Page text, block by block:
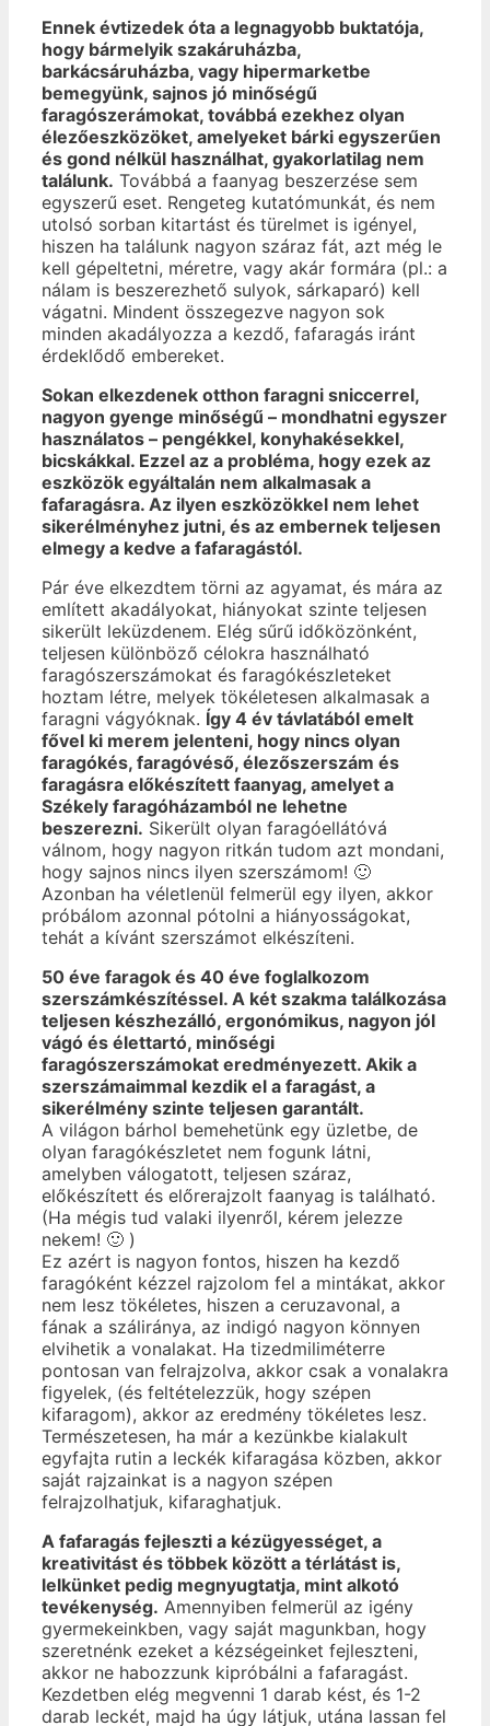
Ennek évtizedek óta a legnagyobb buktatója,
hogy bármelyik szakáruházba,
barkácsáruházba, vagy hipermarketbe
bemegyünk, sajnos jó minőségű
faragószerámokat, továbbá ezekhez olyan
élezőeszközöket, amelyeket bárki egyszerűen
és gond nélkül használhat, gyakorlatilag nem
találunk. Továbbá a faanyag beszerzése sem
egyszerű eset. Rengeteg kutatómunkát, és nem
utolsó sorban kitartást és türelmet is igényel,
hiszen ha találunk nagyon száraz fát, azt még le
kell gépeltetni, méretre, vagy akár formára (pl.: a
nálam is beszerezhető sulyok, sárkaparó) kell
vágatni. Mindent összegezve nagyon sok
minden akadályozza a kezdő, fafaragás iránt
érdeklődő embereket.
Sokan elkezdenek otthon faragni sniccerrel,
nagyon gyenge minőségű – mondhatni egyszer
használatos – pengékkel, konyhakésekkel,
bicskákkal. Ezzel az a probléma, hogy ezek az
eszközök egyáltalán nem alkalmasak a
fafaragásra. Az ilyen eszközökkel nem lehet
sikerélményhez jutni, és az embernek teljesen
elmegy a kedve a fafaragástól.
Pár éve elkezdtem törni az agyamat, és mára az
említett akadályokat, hiányokat szinte teljesen
sikerült leküzdenem. Elég sűrű időközönként,
teljesen különböző célokra használható
faragószerszámokat és faragókészleteket
hoztam létre, melyek tökéletesen alkalmasak a
faragni vágyóknak. Így 4 év távlatából emelt
fővel ki merem jelenteni, hogy nincs olyan
faragókés, faragóvéső, élezőszerszám és
faragásra előkészített faanyag, amelyet a
Székely faragóházamból ne lehetne
beszerezni. Sikerült olyan faragóellátóvá
válnom, hogy nagyon ritkán tudom azt mondani,
hogy sajnos nincs ilyen szerszámom! 🙂
Azonban ha véletlenül felmerül egy ilyen, akkor
próbálom azonnal pótolni a hiányosságokat,
tehát a kívánt szerszámot elkészíteni.
50 éve faragok és 40 éve foglalkozom
szerszámkészítéssel. A két szakma találkozása
teljesen készhezálló, ergonómikus, nagyon jól
vágó és élettartó, minőségi
faragószerszámokat eredményezett. Akik a
szerszámaimmal kezdik el a faragást, a
sikerélmény szinte teljesen garantált.
A világon bárhol bemehetünk egy üzletbe, de
olyan faragókészletet nem fogunk látni,
amelyben válogatott, teljesen száraz,
előkészített és előrerajzolt faanyag is található.
(Ha mégis tud valaki ilyenről, kérem jelezze
nekem! 🙂 )
Ez azért is nagyon fontos, hiszen ha kezdő
faragóként kézzel rajzolom fel a mintákat, akkor
nem lesz tökéletes, hiszen a ceruzavonal, a
fának a száliránya, az indigó nagyon könnyen
elvihetik a vonalakat. Ha tizedmiliméterre
pontosan van felrajzolva, akkor csak a vonalakra
figyelek, (és feltételezzük, hogy szépen
kifaragom), akkor az eredmény tökéletes lesz.
Természetesen, ha már a kezünkbe kialakult
egyfajta rutin a leckék kifaragása közben, akkor
saját rajzainkat is a nagyon szépen
felrajzolhatjuk, kifaraghatjuk.
A fafaragás fejleszti a kézügyességet, a
kreativitást és többek között a térlátást is,
lelkünket pedig megnyugtatja, mint alkotó
tevékenység. Amennyiben felmerül az igény
gyermekeinkben, vagy saját magunkban, hogy
szeretnénk ezeket a kézségeinket fejleszteni,
akkor ne habozzunk kipróbálni a fafaragást.
Kezdetben elég megvenni 1 darab kést, és 1-2
darab leckét, majd ha úgy látjuk, utána lassan fel